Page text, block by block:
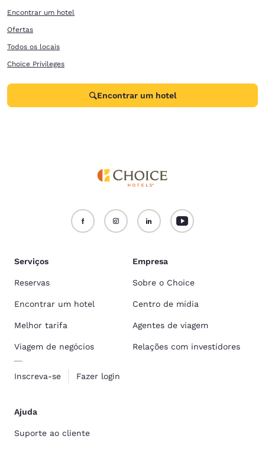
Encontrar um hotel
Ofertas
Todos os locais
Choice Privileges
Encontrar um hotel
Serviços
Reservas
Encontrar um hotel
Melhor tarifa
Viagem de negócios
Inscreva-se Fazer login
Empresa
Sobre o Choice
Centro de mídia
Agentes de viagem
Relações com investidores
Ajuda
Suporte ao cliente